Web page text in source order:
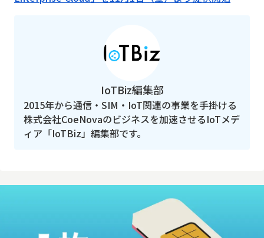
IoTBiz編集部
2015年から通信・SIM・IoT関連の事業を手掛ける
株式会社CoeNovaのビジネスを加速させるIoTメデ
ィア「IoTBiz」編集部です。